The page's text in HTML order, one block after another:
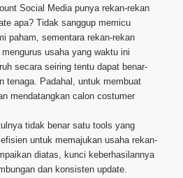
Social Media punya rekan-rekan
apa? Tidak sanggup memicu
paham, sementara rekan-rekan
usaha yang waktu ini
secara seiring tentu dapat benar-
tenaga. Padahal, untuk membuat
mendatangkan calon costumer
tidak benar satu tools yang
untuk memajukan usaha rekan-
diatas, kunci keberhasilannya
dan konsisten update.